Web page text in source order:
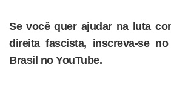
Se você quer ajudar na luta
direita fascista, inscreva-se
Brasil no YouTube.